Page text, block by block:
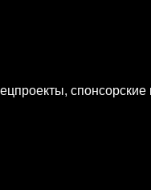
спонсорские